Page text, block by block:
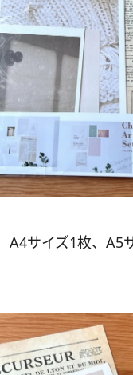
A4サイズ1枚、A5